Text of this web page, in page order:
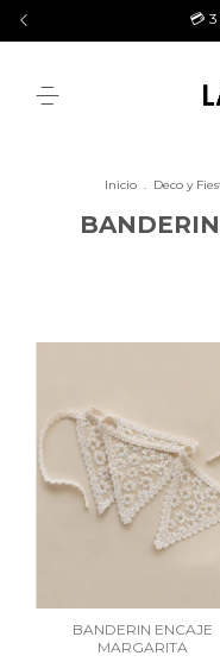
💳
Inicio . Deco y
BANDERIN ENCAJE
MARGARITA